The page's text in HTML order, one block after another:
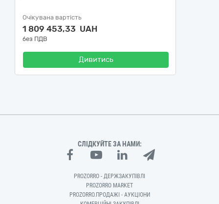
Очікувана вартість
1 809 453,33 UAH
без ПДВ
Дивитись
СЛІДКУЙТЕ ЗА НАМИ:
PROZORRO - ДЕРЖЗАКУПІВЛІ
PROZORRO MARKET
PROZORRO.ПРОДАЖІ - АУКЦІОНИ